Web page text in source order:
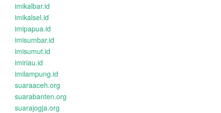
imikalbar.id
imikalsel.id
imipapua.id
imisumbar.id
imisumut.id
imiriau.id
imilampung.id
suaraaceh.org
suarabanten.org
suarajogja.org